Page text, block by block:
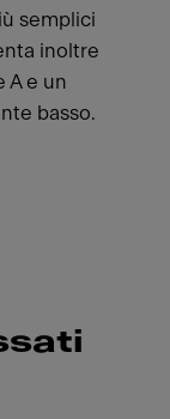
semplici
inoltre
A e un
basso.